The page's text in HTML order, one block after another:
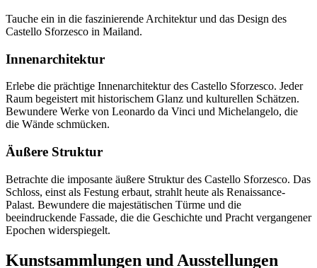
Tauche ein in die faszinierende Architektur und das Design des
Castello Sforzesco in Mailand.
Innenarchitektur
Erlebe die prächtige Innenarchitektur des Castello Sforzesco. Jeder
Raum begeistert mit historischem Glanz und kulturellen Schätzen.
Bewundere Werke von Leonardo da Vinci und Michelangelo, die
die Wände schmücken.
Äußere Struktur
Betrachte die imposante äußere Struktur des Castello Sforzesco. Das
Schloss, einst als Festung erbaut, strahlt heute als Renaissance-
Palast. Bewundere die majestätischen Türme und die
beeindruckende Fassade, die die Geschichte und Pracht vergangener
Epochen widerspiegelt.
Kunstsammlungen und Ausstellungen